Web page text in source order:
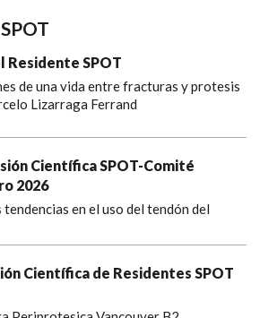
Residente SPOT
de una vida entre fracturas y protesis
Lizarraga Ferrand
Científica SPOT-Comité
2026
tendencias en el uso del tendón del
Científica de Residentes SPOT